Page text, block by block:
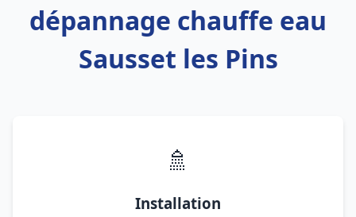
dépannage chauffe eau
Sausset les Pins
🚿
Installation